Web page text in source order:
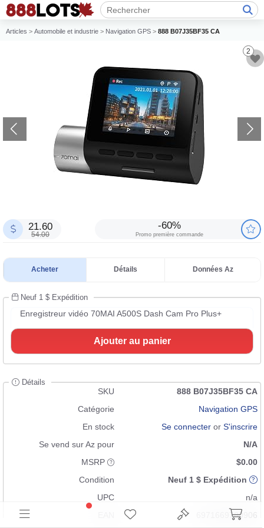
Articles > Automobile et industrie > Navigation GPS > 888 B07J35BF35 CA
2
21.60
54.00
-60%
Promo première commande
Acheter Détails Données Az
Neuf 1 $ Expédition
Enregistreur vidéo 70MAI A500S Dash Cam Pro Plus+
Ajouter au panier
Détails
SKU
888 B07J35BF35 CA
Catégorie
Navigation GPS
En stock
Se connecter or S'inscrire
Se vend sur Az pour
N/A
MSRP
$0.00
Condition
Neuf 1 $ Expédition
UPC
n/a
6971669780906